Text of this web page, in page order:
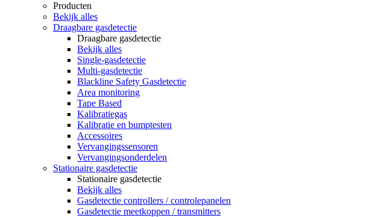
Producten
Bekijk alles
Draagbare gasdetectie
Draagbare gasdetectie
Bekijk alles
Single-gasdetectie
Multi-gasdetectie
Blackline Safety Gasdetectie
Area monitoring
Tape Based
Kalibratiegas
Kalibratie en bumptesten
Accessoires
Vervangingssensoren
Vervangingsonderdelen
Stationaire gasdetectie
Stationaire gasdetectie
Bekijk alles
Gasdetectie controllers / controlepanelen
Gasdetectie meetkoppen / transmitters